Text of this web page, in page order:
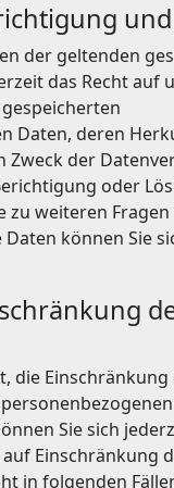
der geltenden
das Recht auf
Daten, deren
Zweck der
oder
zu weiteren
können Sie
die
Sie sich
Einschränkung
in folgenden